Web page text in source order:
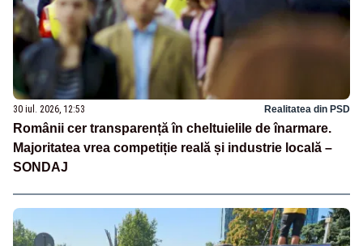
30 iul. 2026, 12:53 Realitatea din PSD
Românii cer transparență în cheltuielile de înarmare.
Majoritatea vrea competiție reală și industrie locală –
SONDAJ